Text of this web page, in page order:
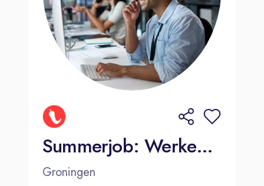
Summerjob: Werken wanneer jij wilt (€150-€250 per dag)
Groningen